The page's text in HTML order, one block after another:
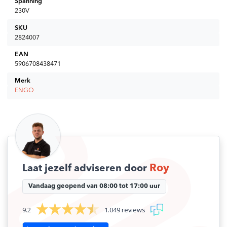
Hiermee kan de ECB8-24 strip worden gevoed samen met
12 actuators en 8 temperatuurregelaars.
Spanning
230V
SKU
2824007
EAN
5906708438471
Merk
ENGO
Laat jezelf adviseren door Roy
Vandaag geopend van 08:00 tot 17:00 uur
9.2 1.049 reviews